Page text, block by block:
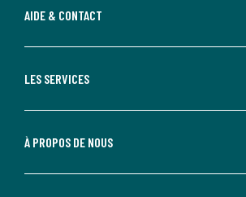
AIDE & CONTACT
LES SERVICES
À PROPOS DE NOUS